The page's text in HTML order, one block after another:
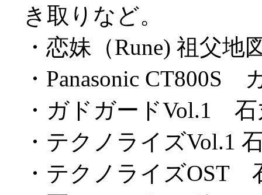
き取りなど。
・恋妹（Rune) 祖父地
・Panasonic CT800S
・ガドガードVol.1
・テクノライズVol.1
・テクノライズOST